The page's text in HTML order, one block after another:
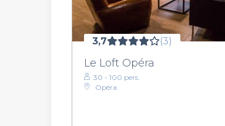
3,7 (3)
Le Loft Opéra
30 - 100 pers.
Opéra